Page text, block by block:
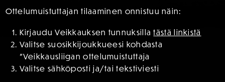
Ottelumuistuttajan tilaaminen onnistuu näin:
Kirjaudu Veikkauksen tunnuksillatästä linkistä
Valitse suosikkijoukkueesi kohdasta
”Veikkausliigan ottelumuistuttaja
Valitse sähköposti ja/tai tekstiviesti